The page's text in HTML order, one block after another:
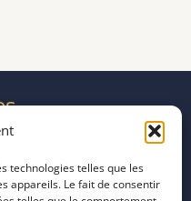
technologies telles que les
appareils. Le fait de consentir